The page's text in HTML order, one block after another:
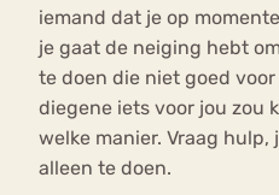
iemand dat je op
je gaat de neiging hebt
te doen die niet goed
diegene iets voor jou zou
welke manier. Vraag
alleen te doen.